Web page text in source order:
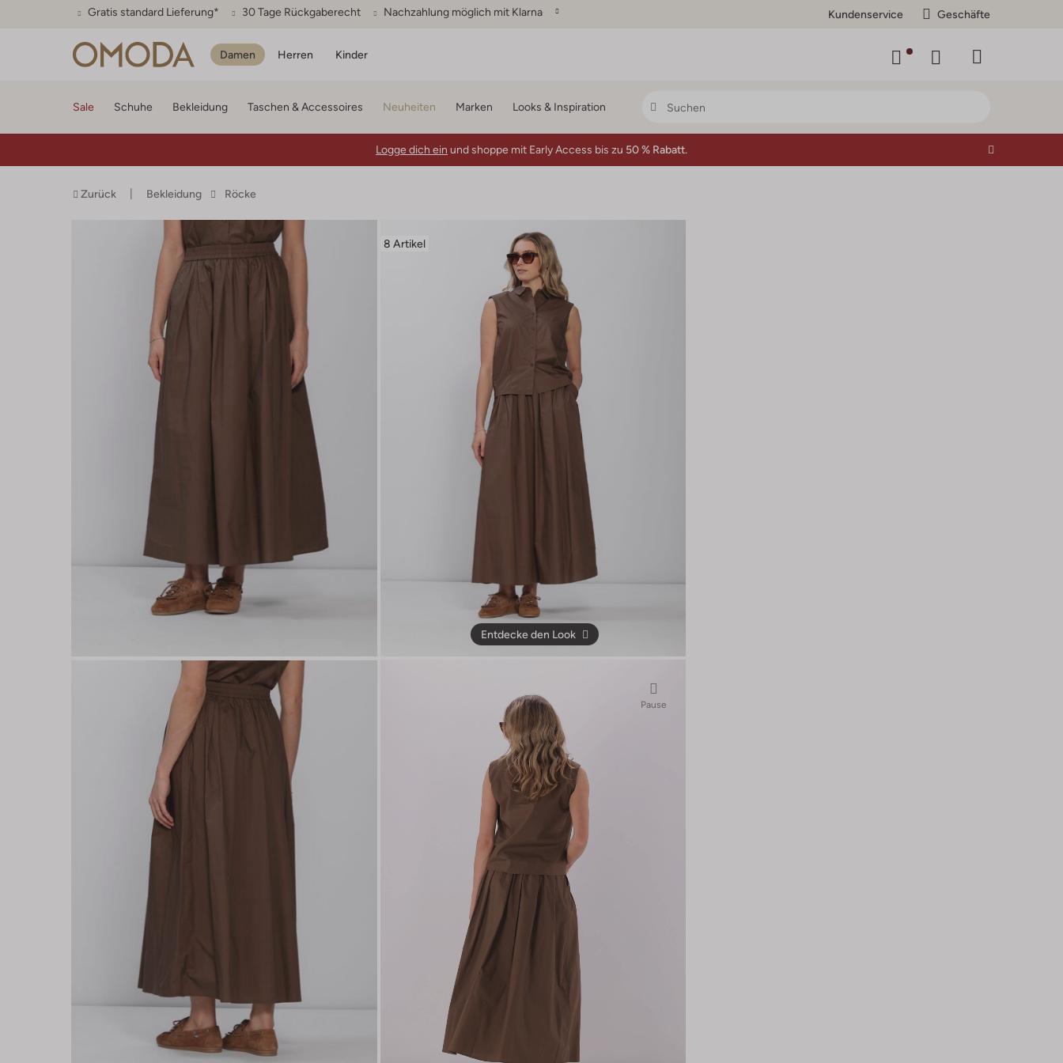
Gratis standard Lieferung* 30 Tage Rückgaberecht Nachzahlung möglich mit Klarna Kundenservice Geschäfte
Damen Herren Kinder
Sale Schuhe Bekleidung Taschen & Accessoires Neuheiten Marken Looks & Inspiration
Logge dich ein und shoppe mit Early Access bis zu 50 % Rabatt.
Zurück Bekleidung Röcke
8 Artikel
Entdecke den Look
Pause